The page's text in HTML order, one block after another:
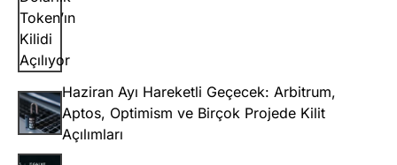
Haziran Ayı Hareketli Geçecek: Arbitrum,
Aptos, Optimism ve Birçok Projede Kilit
Açılımları